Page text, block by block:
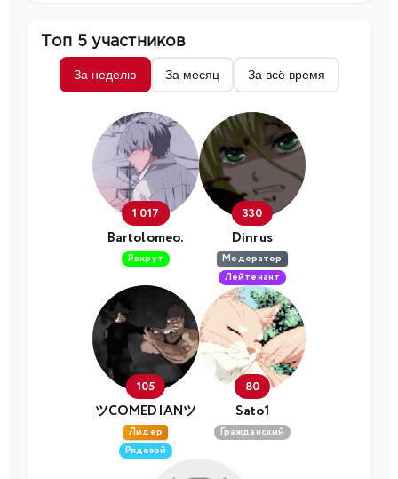
Топ 5 участников
За неделю За месяц За всё время
1 017
Bartolomeo.
Рекрут
330
Dinrus
Модератор
Лейтенант
105
ツCOMEDIANツ
Лидер
Рядовой
80
Sato1
Гражданский